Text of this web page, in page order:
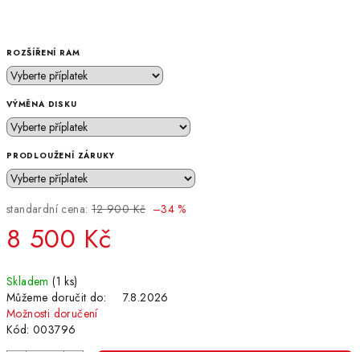
ROZŠÍŘENÍ RAM
VÝMĚNA DISKU
PRODLOUŽENÍ ZÁRUKY
standardní cena: 12 900 Kč –34 %
8 500 Kč
cena:
Skladem(1 ks)
Můžeme doručit do:
7.8.2026
Možnosti doručení
Kód: 003796